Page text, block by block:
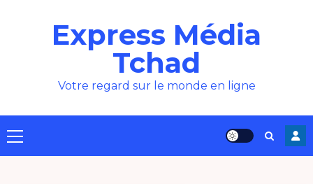
Express Média
Tchad
Votre regard sur le monde en ligne
Menu
principal